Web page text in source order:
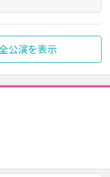
公演を表示